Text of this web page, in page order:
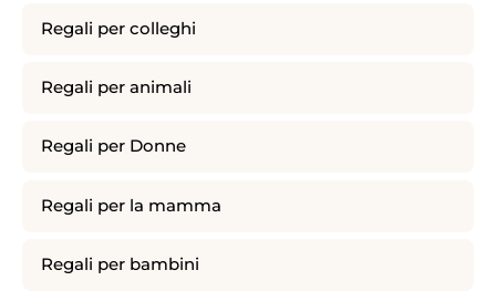
Regali per colleghi
Regali per animali
Regali per Donne
Regali per la mamma
Regali per bambini